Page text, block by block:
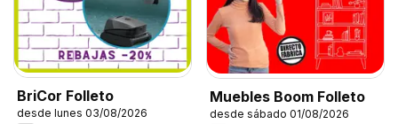
BriCor Folleto
desde lunes 03/08/2026
Muebles Boom Folleto
desde sábado 01/08/2026